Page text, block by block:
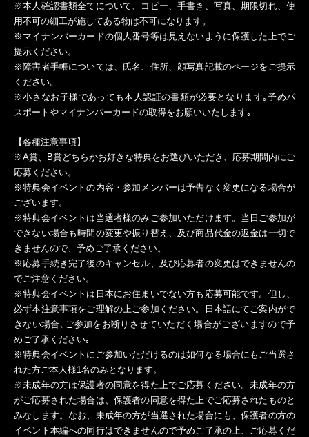
※本人確認書類全てについて、コピー、手書き、写真、期限切れ、使
用不可の細工が施してある物は不可になります。
※マイナンバーカードの個人番号等は見えないように保護した上でご
提示ください。
※障害者手帳については、氏名、住所、顔写真記載のページをご提示
ください。
※小さなお子様であっても本人認証の書類が必要となります｡予めパ
スポートやマイナンバーカードの取得をお願いいたします｡
【各種注意事項】
※A賞、B賞どちらかお好きな特典をお選びいただき、応募期間内にご
応募ください。
※特典会イベントの内容・参加メンバーは予告なく変更になる場合が
ございます。
※特典会イベントは当選者様のみご参加いただけます。当日ご参加が
できない場合も時間の変更や振り替え、及び商品代金の返金は一切で
きませんので、予めご了承ください。
※応募手続き完了後のキャンセル、及び応募者の変更はできませんの
でご注意ください。
※特典会イベントは日本にお住まいでない方も応募可能です。但し、
必ず本注意事項をご理解の上ご参加ください。日本語にてご案内がで
きない場合､ご参加をお断りさせていただく場合がございますので予
めご了承ください｡
※特典会イベントにご参加いただけるのは如何なる場合にもご当選さ
れた方ご本人様1名のみとなります。
※未成年の方は保護者の同意を得た上でご応募ください。未成年の方
がご応募された場合は、保護者の同意を得た上でご応募されたものと
みなします。なお、未成年の方が当選された場合にも、保護者の方の
イベント本編への同行はできませんので予めご了承の上、ご応募くだ